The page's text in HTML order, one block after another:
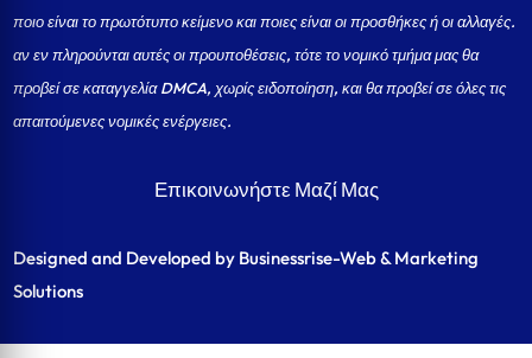
ποιο είναι το πρωτότυπο κείμενο και ποιες είναι οι προσθήκες ή οι αλλαγές.
αν εν πληρούνται αυτές οι προυποθέσεις, τότε το νομικό τμήμα μας θα
προβεί σε καταγγελία DMCA, χωρίς ειδοποίηση, και θα προβεί σε όλες τις
απαιτούμενες νομικές ενέργειες.
Επικοινωνήστε Μαζί Μας
Designed and Developed by Businessrise-Web & Marketing
Solutions